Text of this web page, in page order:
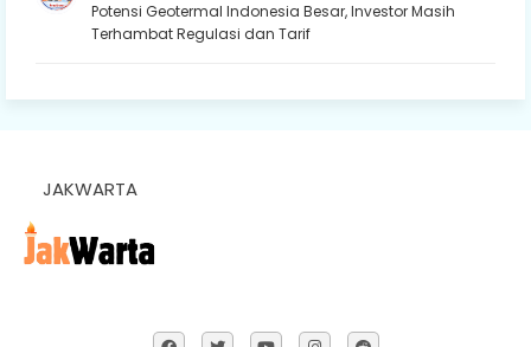
Potensi Geotermal Indonesia Besar, Investor Masih
Terhambat Regulasi dan Tarif
JAKWARTA